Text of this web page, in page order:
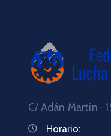
C/ Adán Martín ·
Horario: